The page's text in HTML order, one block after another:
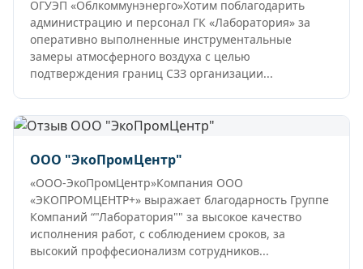
ОГУЭП «Облкоммунэнерго»Хотим поблагодарить
администрацию и персонал ГК «Лаборатория» за
оперативно выполненные инструментальные
замеры атмосферного воздуха с целью
подтверждения границ СЗЗ организации...
ООО "ЭкоПромЦентр"
«ООО-ЭкоПромЦентр»Компания ООО
«ЭКОПРОМЦЕНТР+» выражает благодарность Группе
Компаний “"Лаборатория"" за высокое качество
исполнения работ, с соблюдением сроков, за
высокий проффесионализм сотрудников...